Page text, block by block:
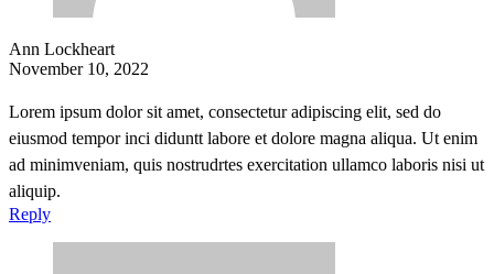
Ann Lockheart
November 10, 2022
Lorem ipsum dolor sit amet, consectetur adipiscing elit, sed do
eiusmod tempor inci diduntt labore et dolore magna aliqua. Ut enim
ad minimveniam, quis nostrudrtes exercitation ullamco laboris nisi ut
aliquip.
Reply